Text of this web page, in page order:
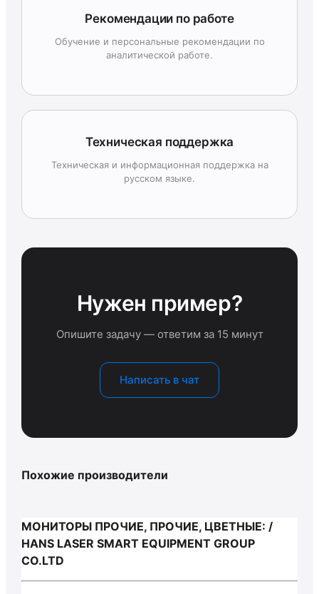
Рекомендации по работе
Обучение и персональные рекомендации по
аналитической работе.
Техническая поддержка
Техническая и информационная поддержка на
русском языке.
Нужен пример?
Опишите задачу — ответим за 15 минут
Написать в чат
Похожие производители
МОНИТОРЫ ПРОЧИЕ, ПРОЧИЕ, ЦВЕТНЫЕ: /
HANS LASER SMART EQUIPMENT GROUP
CO.LTD